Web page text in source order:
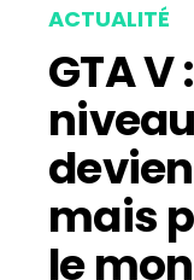
ACTUALITÉ
GTA
mais
le